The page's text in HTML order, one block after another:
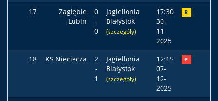
17
Zagłębie
Lubin
0
-
0
Jagiellonia
Białystok
(szczegóły)
17:30
30-
11-
2025
R
18 KS Nieciecza
2
-
1
Jagiellonia
Białystok
(szczegóły)
12:15
07-
12-
2025
P